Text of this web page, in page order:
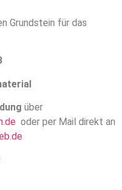
Grundstein für das
über
oder per Mail direkt an